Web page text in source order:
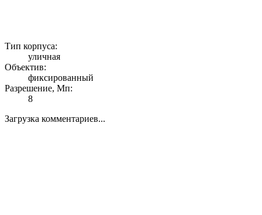
Тип корпуса:
уличная
Объектив:
фиксированный
Разрешение, Мп:
8
Загрузка комментариев...